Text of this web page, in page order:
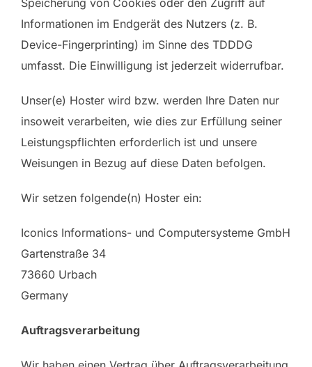
Informationen im Endgerät des Nutzers (z. B.
Device-Fingerprinting) im Sinne des TDDDG
umfasst. Die Einwilligung ist jederzeit widerrufbar.
Unser(e) Hoster wird bzw. werden Ihre Daten nur
insoweit verarbeiten, wie dies zur Erfüllung seiner
Leistungspflichten erforderlich ist und unsere
Weisungen in Bezug auf diese Daten befolgen.
Wir setzen folgende(n) Hoster ein:
Iconics Informations- und Computersysteme GmbH
Gartenstraße 34
73660 Urbach
Germany
Auftragsverarbeitung